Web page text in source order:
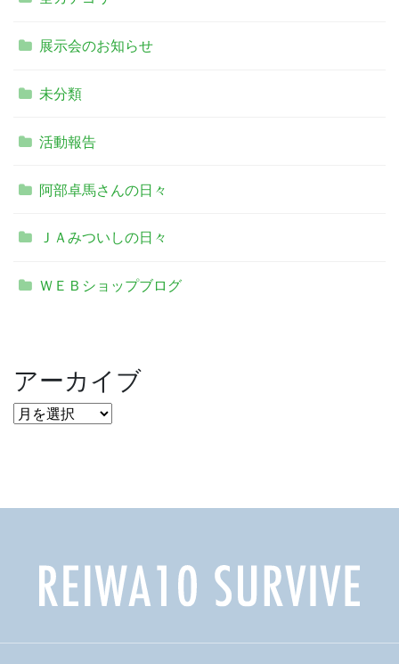
展示会のお知らせ
未分類
活動報告
阿部卓馬さんの日々
ＪＡみついしの日々
ＷＥＢショップブログ
アーカイブ
ア